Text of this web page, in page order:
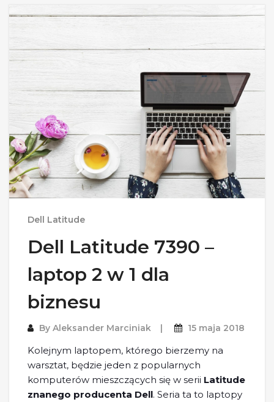
Dell Latitude
Dell Latitude 7390 –
laptop 2 w 1 dla
biznesu
By Aleksander Marciniak 15 maja 2018
Kolejnym laptopem, którego bierzemy na
warsztat, będzie jeden z popularnych
komputerów mieszczących się w serii Latitude
znanego producenta Dell. Seria ta to laptopy